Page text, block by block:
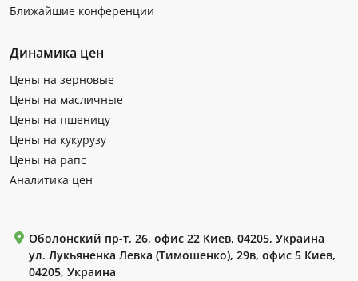
Ближайшие конференции
Динамика цен
Цены на зерновые
Цены на масличные
Цены на пшеницу
Цены на кукурузу
Цены на рапс
Аналитика цен
Оболонский пр-т, 26, офис 22 Киев, 04205, Украина
ул. Лукьяненка Левка (Тимошенко), 29в, офис 5 Киев,
04205, Украина